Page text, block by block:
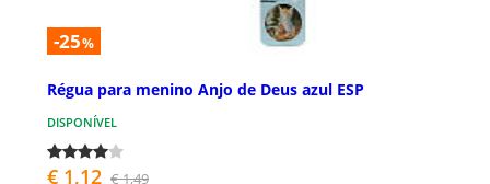
-25%
Régua para menino Anjo de Deus azul ESP
DISPONÍVEL
€ 1,12 € 1,49